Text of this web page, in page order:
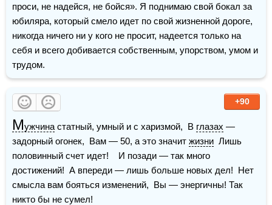
проси, не надейся, не бойся». Я поднимаю свой бокал за
юбиляра, который смело идет по свой жизненной дороге,
никогда ничего ни у кого не просит, надеется только на
себя и всего добивается собственным, упорством, умом и
трудом.
+90
Мужчина статный, умный и с харизмой,  В глазах —
задорный огонек,  Вам — 50, а это значит жизни
  Лишь
половинный счет идет!    И позади — так много
достижений!  А впереди — лишь больше новых дел!  Нет
смысла вам бояться изменений,  Вы — энергичны! Так
никто бы не сумел!